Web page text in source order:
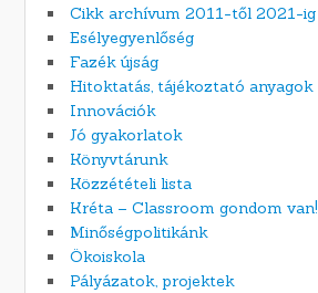
Cikk archívum 2011-től 2021-ig
Esélyegyenlőség
Fazék újság
Hitoktatás, tájékoztató anyagok
Innovációk
Jó gyakorlatok
Könyvtárunk
Közzétételi lista
Kréta – Classroom gondom van!
Minőségpolitikánk
Ökoiskola
Pályázatok, projektek